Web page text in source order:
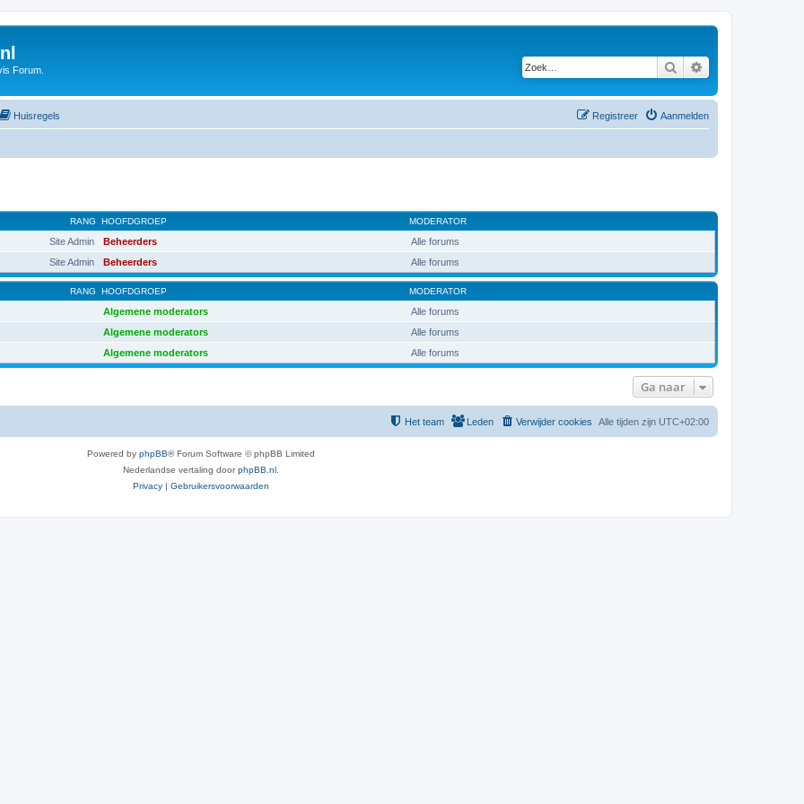
Forum. Zoek
Huisregels Aanmelden
Registreer
RANG HOOFDGROEP MODERATOR
Site Admin Beheerders
Alle forums
Site Admin
Beheerders Alle forums
RANG HOOFDGROEP MODERATOR
Algemene moderators
Alle forums
Algemene moderators
Alle forums
Algemene moderators Alle forums
Ga naar
Alle tijden zijn UTC+02:00
Verwijder cookies
Leden
Het team
Powered by phpBB® Forum Software © phpBB Limited
Nederlandse vertaling doorphpBB.nl
Privacy | Gebruikersvoorwaarden